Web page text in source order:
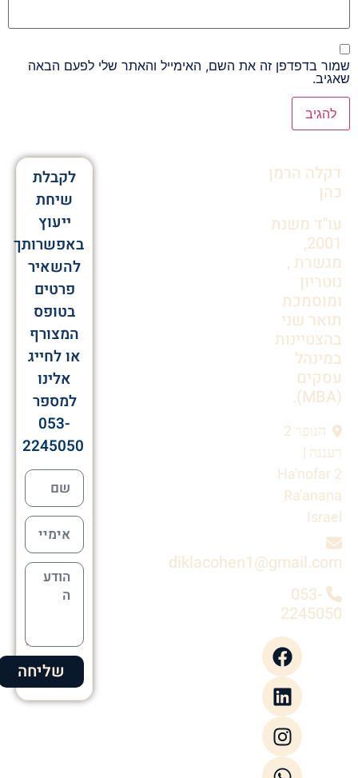
שמור בדפדפן זה את השם, האימייל והאתר שלי לפעם הבאה
שאגיב.
דקלה הרמן
כהן
עו"ד משנת
2001,
מגשרת ,
נוטריון
ומוסמכת
תואר שני
בהצטיינות
במינהל
עסקים
(MBA).
הנופר 2
רעננה |
Ha'nofar 2
Ra'anana
Israel
diklacohen1@gmail.com
053-
2245050
לקבלת
שיחת
ייעוץ
באפשרותך
להשאיר
פרטים
בטופס
המצורף
או לחייג
אלינו
למספר
053-
2245050
שליחה
Alternative: